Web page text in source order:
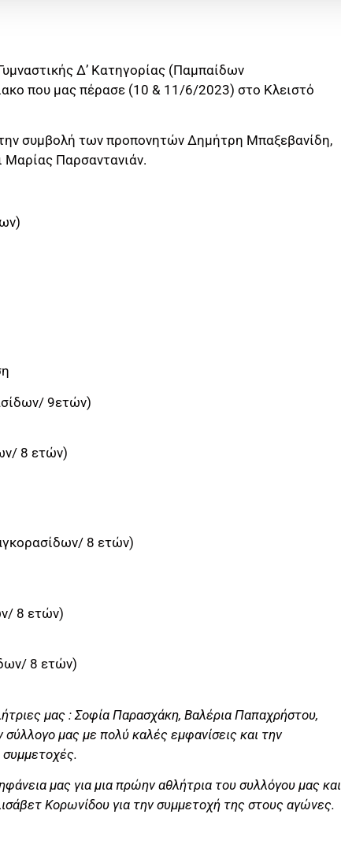
Δ’ Κατηγορίας (Παμπαίδων
που μας πέρασε (10 & 11/6/2023) στο Κλειστό
συμβολή των προπονητών Δημήτρη Μπαξεβανίδη,
Παρσαντανιάν.
9ετών)
8 ετών)
8 ετών)
8 ετών)
8 ετών)
μας : Σοφία Παρασχάκη, Βαλέρια Παπαχρήστου,
μας με πολύ καλές εμφανίσεις και την
μας για μια πρώην αθλήτρια του συλλόγου μας και
Κορωνίδου για την συμμετοχή της στους αγώνες.